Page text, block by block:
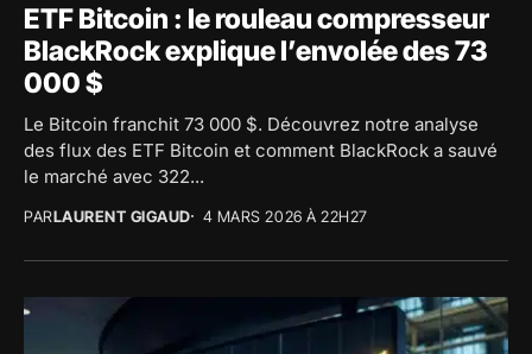
ETF Bitcoin : le rouleau compresseur
BlackRock explique l’envolée des 73
000 $
Le Bitcoin franchit 73 000 $. Découvrez notre analyse
des flux des ETF Bitcoin et comment BlackRock a sauvé
le marché avec 322...
PARLAURENT GIGAUD 4 MARS 2026 À 22H27